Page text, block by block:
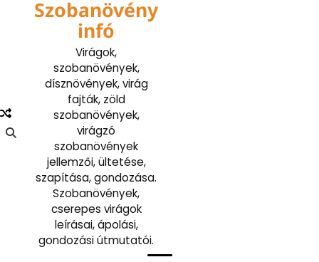
Szobanövény
infó
Virágok,
szobanövények,
dísznövények, virág
fajták, zöld
szobanövények,
virágzó
szobanövények
jellemzői, ültetése,
szapítása, gondozása.
Szobanövények,
cserepes virágok
leírásai, ápolási,
gondozási útmutatói.